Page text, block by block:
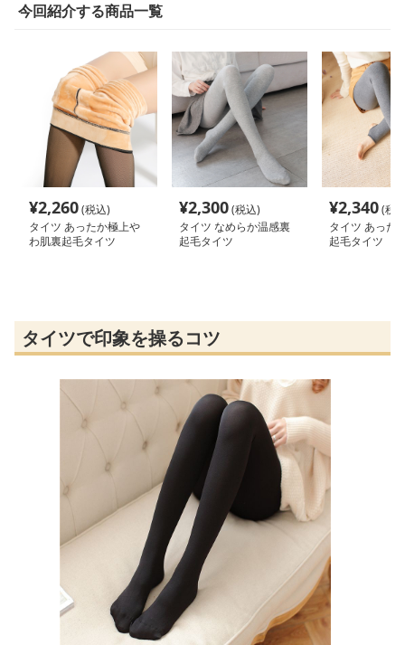
今回紹介する商品一覧
¥2,260(税込)
タイツ あったか極上や
わ肌裏起毛タイツ
¥2,300(税込)
タイツ なめらか温感裏
起毛タイツ
¥2,340(税
タイツ あった
起毛タイツ
タイツで印象を操るコツ